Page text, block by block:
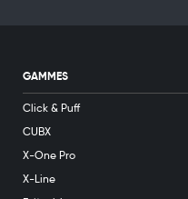
GAMMES
Click & Puff
CUBX
X-One Pro
X-Line